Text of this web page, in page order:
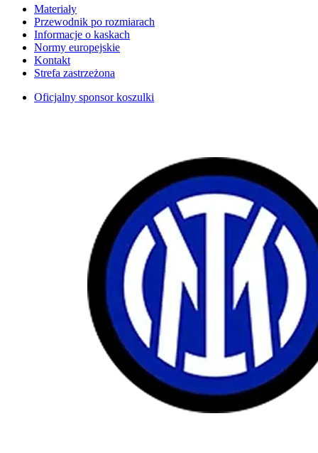
Materiały
Przewodnik po rozmiarach
Informacje o kaskach
Normy europejskie
Kontakt
Strefa zastrzeżona
Oficjalny sponsor koszulki